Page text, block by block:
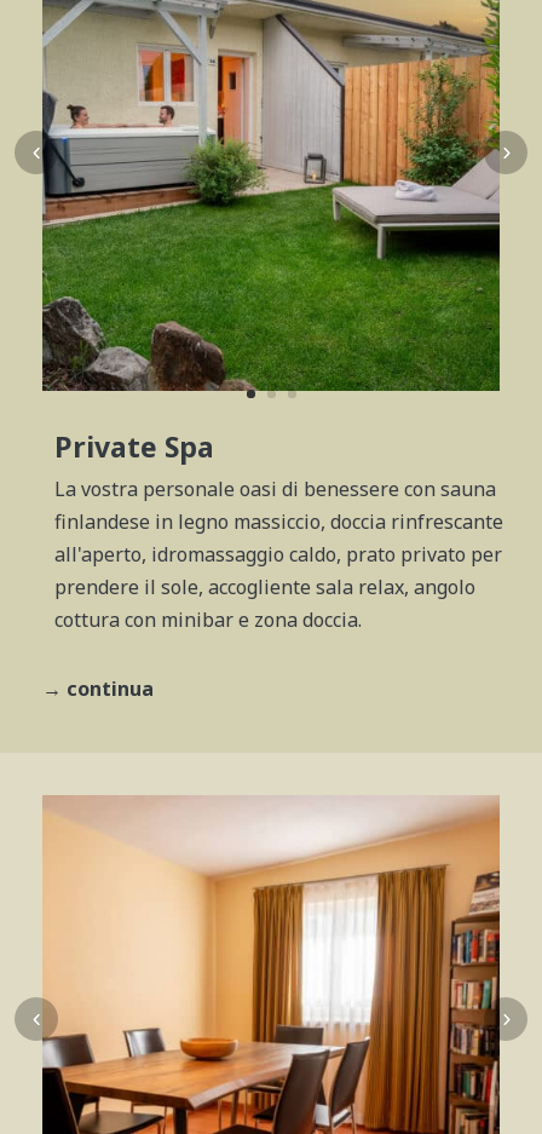
Private Spa
La vostra personale oasi di benessere con sauna
finlandese in legno massiccio, doccia rinfrescante
all'aperto, idromassaggio caldo, prato privato per
prendere il sole, accogliente sala relax, angolo
cottura con minibar e zona doccia.
→ continua